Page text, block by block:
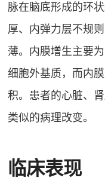
脉在脑底形成的环状
厚、内弹力层不规
薄。内膜增生主要
细胞外基质，而内
积。患者的心脏、
类似的病理改变。
临床表现